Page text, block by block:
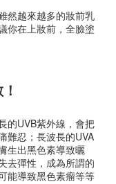
然越來越多的妝前乳
你在上妝前，全臉塗
的UVB紫外線，會把
難忍；長波長的UVA
生出黑色素導致曬
去彈性，成為所謂的
能導致黑色素瘤等等